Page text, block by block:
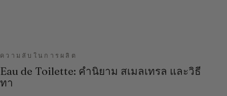
ความลับในการผลิต
Eau de Toilette: คำนิยาม สเมลเทรล และวิธี
ทา